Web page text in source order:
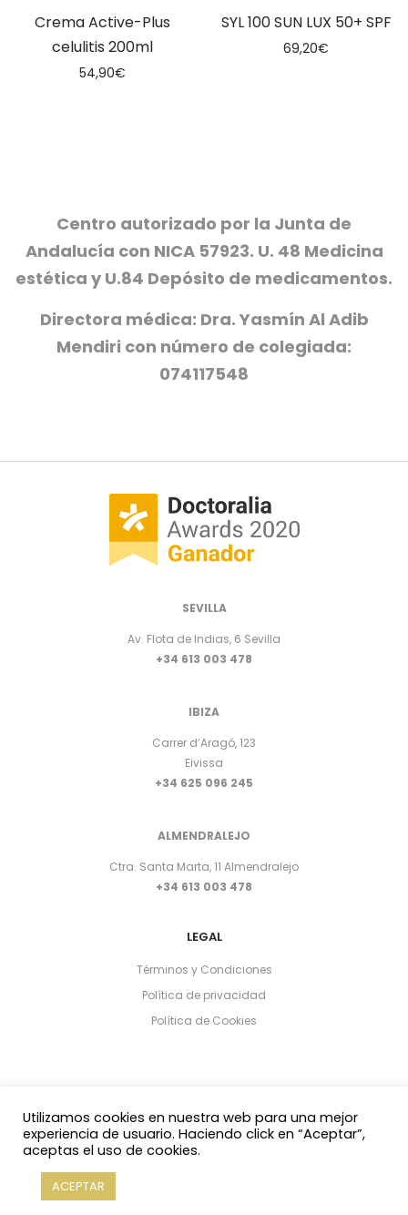
Crema Active-Plus
celulitis 200ml
54,90€
SYL 100 SUN LUX 50+ SPF
69,20€
Centro autorizado por la Junta de
Andalucía con NICA 57923. U. 48 Medicina
estética y U.84 Depósito de medicamentos.
Directora médica: Dra. Yasmín Al Adib
Mendiri con número de colegiada:
074117548
SEVILLA
Av. Flota de Indias, 6 Sevilla
+34 613 003 478
IBIZA
Carrer d’Aragó, 123
Eivissa
+34 625 096 245
ALMENDRALEJO
Ctra. Santa Marta, 11 Almendralejo
+34 613 003 478
LEGAL
Términos y Condiciones
Política de privacidad
Política de Cookies
Utilizamos cookies en nuestra web para una mejor
experiencia de usuario. Haciendo click en “Aceptar”,
aceptas el uso de cookies.
ACEPTAR